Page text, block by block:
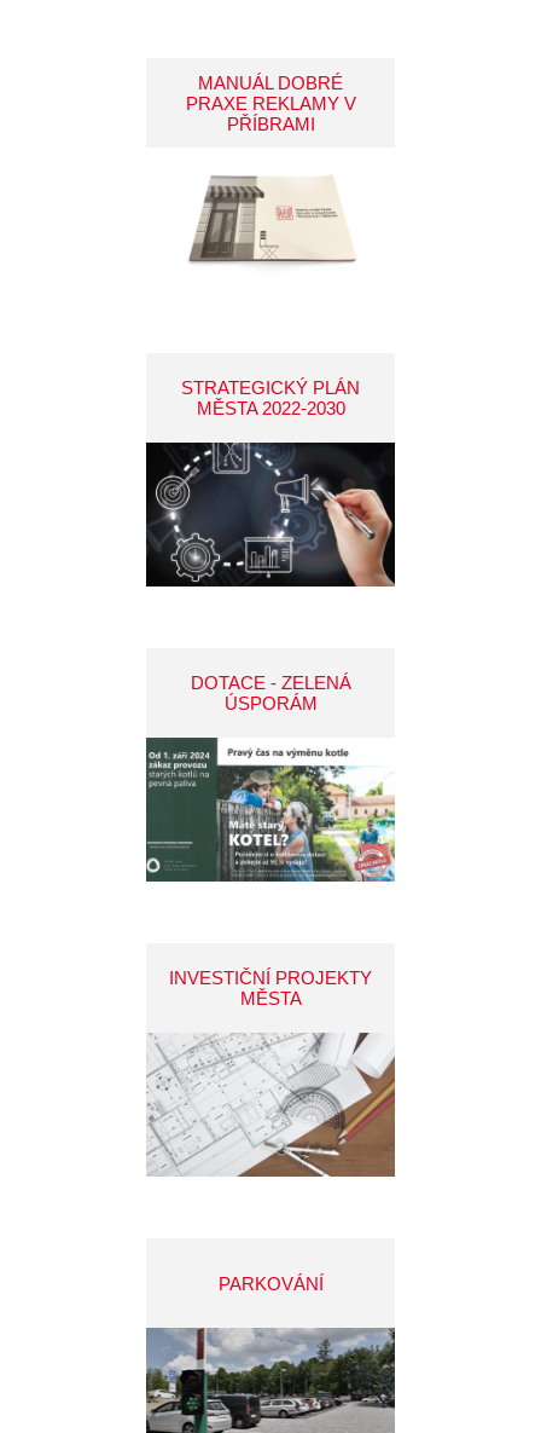
MANUÁL DOBRÉ
PRAXE REKLAMY V
PŘÍBRAMI
STRATEGICKÝ PLÁN
MĚSTA 2022-2030
DOTACE - ZELENÁ
ÚSPORÁM
INVESTIČNÍ PROJEKTY
MĚSTA
PARKOVÁNÍ